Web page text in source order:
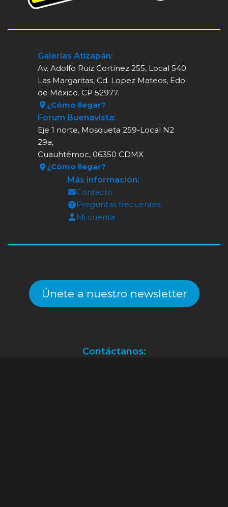
Galerías Atizapán:
Av. Adolfo Ruiz Cortínez 255, Local 540
Las Margaritas, Cd. Lopez Mateos, Edo
de México. CP 52977.
¿Cómo llegar?
Forum Buenavista:
Eje 1 norte, Mosqueta 259-Local N2
29a,
Cuauhtémoc, 06350 CDMX
¿Cómo llegar?
Más información:
Contacto
Preguntas frecuentes
Mi cuenta
Únete a nuestro newsletter
Contáctanos: